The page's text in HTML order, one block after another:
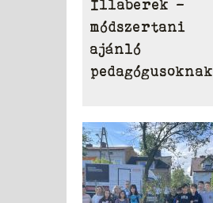
Illaberek -
módszertani
ajánló
pedagógusoknak